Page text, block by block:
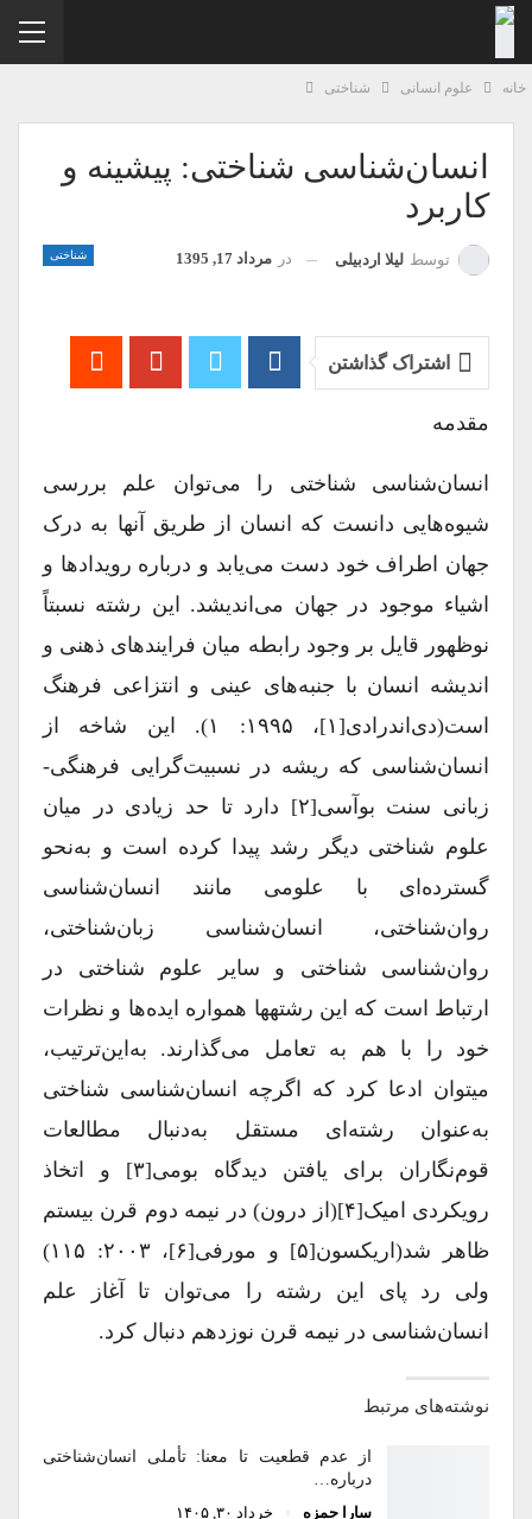
علوم انسانی شناختی
انسان‌شناسی شناختی: پیشینه و
کاربرد
شناختی توسطلیلا اردبیلی درمرداد 17, 1395
اشتراک گذاشتن
مقدمه
انسان‌شناسی شناختی را می‌توان علم بررسی
شیوه‌هایی دانست که انسان‌ از طریق آنها به درک
جهان اطراف خود دست می‌یابد و درباره رویدادها و
اشیاء موجود در جهان می‌اندیشد. این رشته نسبتاً
نوظهور قایل بر وجود رابطه میان فرایندهای ذهنی‌ و
اندیشه انسان با جنبه‌های عینی و انتزاعی فرهنگ
است(دی‌اندرادی[۱]، ۱۹۹۵: ۱). این شاخه از
انسان‌شناسی که ریشه در نسبیت‌گرایی فرهنگی-
زبانی سنت بوآسی[۲] دارد تا حد زیادی در میان
علوم شناختی دیگر رشد پیدا کرده است و به‌‌نحو
گسترده‌ای با علومی‌ مانند انسان‌شناسی
روان‌شناختی، انسان‌شناسی زبان‌شناختی،
روان‌شناسی شناختی و سایر علوم شناختی در
ارتباط است که این رشته‎ها همواره ایده‌ها و نظرات
خود را با هم به تعامل می‌گذارند. به‌این‌ترتیب،
می‎توان ادعا کرد که اگرچه انسان‌شناسی‌ شناختی
به‌عنوان رشته‌ای مستقل به‌دنبال مطالعات
قوم‌نگاران برای یافتن دیدگاه بومی[۳] و اتخاذ
رویکردی امیک[۴](از درون) در نیمه دوم قرن بیستم
ظاهر شد(اریکسون[۵] و مورفی[۶]، ۲۰۰۳: ۱۱۵)
ولی رد پای این رشته را می‌توان تا آغاز علم
انسان‌شناسی در نیمه قرن نوزدهم دنبال کرد.
نوشته‌های مرتبط
از عدم قطعیت تا معنا: تأملی انسان‌شناختی
درباره…
سارا حمزه
خرداد ۳۰, ۱۴۰۵